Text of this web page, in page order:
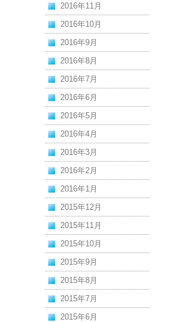
2016年11月
2016年10月
2016年9月
2016年8月
2016年7月
2016年6月
2016年5月
2016年4月
2016年3月
2016年2月
2016年1月
2015年12月
2015年11月
2015年10月
2015年9月
2015年8月
2015年7月
2015年6月